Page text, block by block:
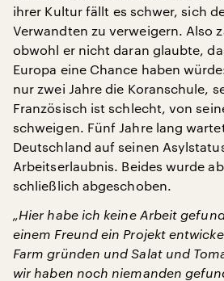
ihrer Kultur fällt es schwer, sich
Verwandten zu verweigern. Also
obwohl er nicht daran glaubte,
Europa eine Chance haben
nur zwei Jahre die Koranschule,
Französisch ist schlecht, von
schweigen. Fünf Jahre lang
Deutschland auf seinen
Arbeitserlaubnis. Beides wurde
schließlich abgeschoben.
„Hier habe ich keine Arbeit
einem Freund ein Projekt
Farm gründen und Salat und
wir haben noch niemanden